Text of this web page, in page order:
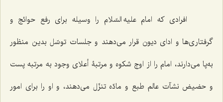
افرادی که امام علیه السّلام را وسیله برای رفع حوائج و
گرفتاری‌ها و ادای دیون قرار می‌دهند و جلسات توسّل بدین منظور
به‌پا می‌دارند، امام را از اوج شکوه و مرتبۀ أعلای وجود به مرتبه پست
و حضیض نشآت عالم طبع و مادّه تنزّل می‌دهند، و او را برای امور